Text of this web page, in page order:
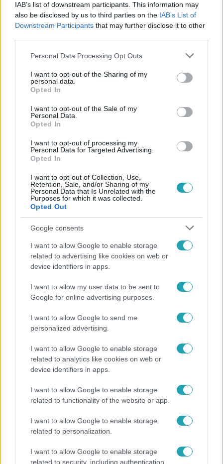
IAB’s list of downstream participants. This information may
also be disclosed by us to third parties on the IAB’s List of
Downstream Participants that may further disclose it to other
Please note that this website/app uses one or more Google
not limited to your visit or usage behaviour. You may click to
grant or deny consent to Google and its third-party tags to
use your data for below specified purposes in below Google
consent section.
Personal Data Processing Opt Outs
I want to opt-out of the Sharing of my
personal data.
Opted In
I want to opt-out of the Sale of my
Personal Data.
Opted In
I want to opt-out of processing my
Personal Data for Targeted Advertising.
Opted In
I want to opt-out of Collection, Use,
Retention, Sale, and/or Sharing of my
Personal Data that Is Unrelated with the
Purposes for which it was collected.
Opted Out
Google consents
I want to allow Google to enable storage
related to advertising like cookies on web or
device identifiers in apps.
I want to allow my user data to be sent to
Google for online advertising purposes.
I want to allow Google to send me
personalized advertising.
I want to allow Google to enable storage
related to analytics like cookies on web or
device identifiers in apps.
I want to allow Google to enable storage
related to functionality of the website or app.
I want to allow Google to enable storage
related to personalization.
I want to allow Google to enable storage
related to security, including authentication
XII. KERÜLET #HEGYVIDÉK # POLGÁRMESTER
#ORBÁN VIKTOR MAGYAR KÉTFARKÚ KUTYA PÁRT
#KOVÁCS GERGELY
Népszerű
Miért sújtja Magyarországot a meteorológusok
által vártnál nagyobb hőség?
Hosszú Katinka a dokumentumfilmjében Shane